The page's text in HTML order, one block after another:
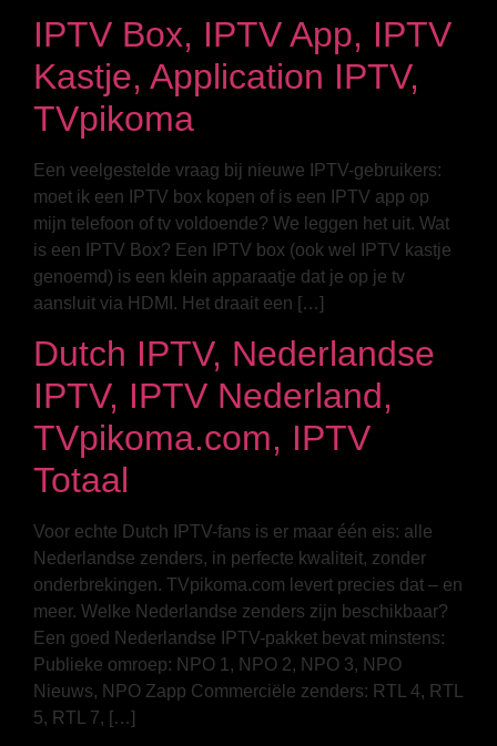
IPTV Box, IPTV App, IPTV
Kastje, Application IPTV,
TVpikoma
Een veelgestelde vraag bij nieuwe IPTV-gebruikers:
moet ik een IPTV box kopen of is een IPTV app op
mijn telefoon of tv voldoende? We leggen het uit. Wat
is een IPTV Box? Een IPTV box (ook wel IPTV kastje
genoemd) is een klein apparaatje dat je op je tv
aansluit via HDMI. Het draait een […]
Dutch IPTV, Nederlandse
IPTV, IPTV Nederland,
TVpikoma.com, IPTV
Totaal
Voor echte Dutch IPTV-fans is er maar één eis: alle
Nederlandse zenders, in perfecte kwaliteit, zonder
onderbrekingen. TVpikoma.com levert precies dat – en
meer. Welke Nederlandse zenders zijn beschikbaar?
Een goed Nederlandse IPTV-pakket bevat minstens:
Publieke omroep: NPO 1, NPO 2, NPO 3, NPO
Nieuws, NPO Zapp Commerciële zenders: RTL 4, RTL
5, RTL 7, […]